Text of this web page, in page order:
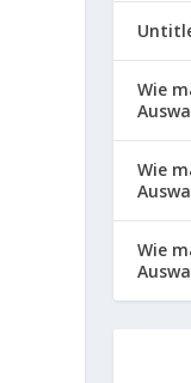
Wie
Wie
Wie